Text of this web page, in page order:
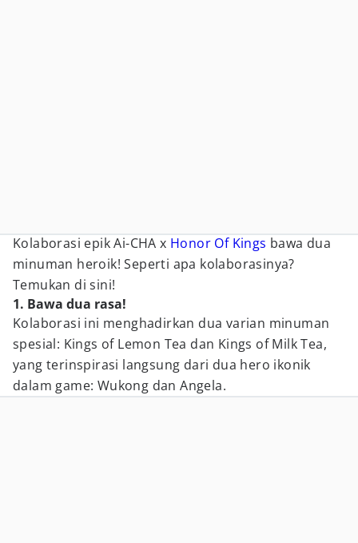
Kolaborasi epik Ai-CHA x Honor Of Kings bawa dua
minuman heroik! Seperti apa kolaborasinya?
Temukan di sini!
1. Bawa dua rasa!
Kolaborasi ini menghadirkan dua varian minuman
spesial: Kings of Lemon Tea dan Kings of Milk Tea,
yang terinspirasi langsung dari dua hero ikonik
dalam game: Wukong dan Angela.